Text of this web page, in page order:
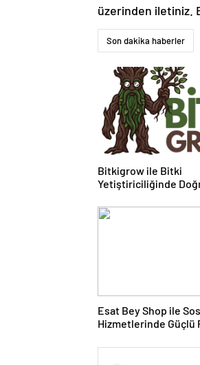
üzerinden iletiniz.
Son dakika haberler
Bitkigrow ile Bitki
Yetiştiriciliğinde
Esat Bey Shop ile
Hizmetlerinde Güçlü